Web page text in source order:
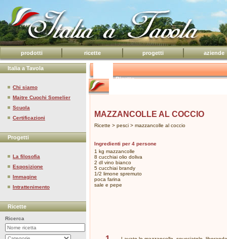
prodotti ricette progetti aziende
Italia a Tavola
Chi siamo
Maitre Cuochi Somelier
Scuola
Certificazioni
Progetti
La filosofia
Esposizione
Immagine
Intrattenimento
Ricette
Ricerca
Ricette
MAZZANCOLLE AL COCCIO
Ricette > pesci > mazzancolle al coccio
Ingredienti per 4 persone
1 kg mazzancolle
8 cucchiai olio doliva
2 dl vino bianco
5 cucchiai brandy
1/2 limone spremuto
poca farina
sale e pepe